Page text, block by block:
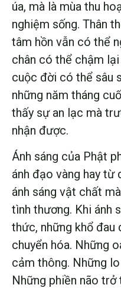
úa, mà là mùa thu
nghiệm sống. Thân
tâm hồn vẫn có thể
chân có thể chậm
cuộc đời có thể sâu
những năm tháng
thấy sự an lạc mà
nhận được.
Ánh sáng của Phật
ánh đạo vàng hay từ
ánh sáng vật chất
tình thương. Khi ánh
thức, những khổ
chuyển hóa. Những
cảm thông. Những
Những phiền não trở